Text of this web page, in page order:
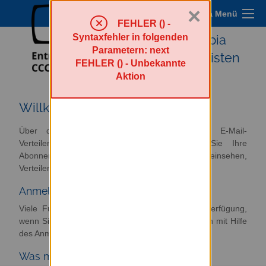
Sympa Menü
Entropia
Mailinglisten
Willkommen
Über diesen Server haben Sie Zugriff zur E-Mail-
Verteilerumgebung. Von hier aus können Sie Ihre
Abonnements verwalten oder abbestellen, Archive einsehen,
Verteiler verwalten und moderieren.
Anmelden
Viele Funktionen von Sympa stehen erst zur Verfügung,
wenn Sie sich angemeldet haben. Loggen Sie sich mit Hilfe
des Anmeldeformulars im Menü oben rechts ein.
Was möchten Sie tun?
FEHLER () -
Syntaxfehler in folgenden
Parametern: next
FEHLER () - Unbekannte
Aktion
×